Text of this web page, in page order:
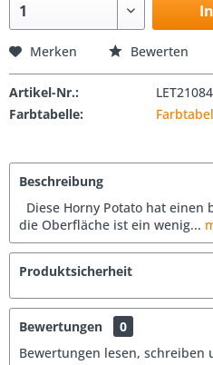
Merken Bewerten
Artikel-Nr.:
LET21084
Farbtabelle:
Beschreibung
Diese Horny Potato hat
die Oberfläche ist ein wenig...
Produktsicherheit
Bewertungen
0
Bewertungen lesen, schreiben